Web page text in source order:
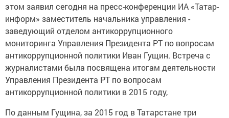
этом заявил сегодня на пресс-конференции ИА «Татар-
информ» заместитель начальника управления -
заведующий отделом антикоррупционного
мониторинга Управления Президента РТ по вопросам
антикоррупционной политики Иван Гущин. Встреча с
журналистами была посвящена итогам деятельности
Управления Президента РТ по вопросам
антикоррупционной политики в 2015 году,
По данным Гущина, за 2015 год в Татарстане три